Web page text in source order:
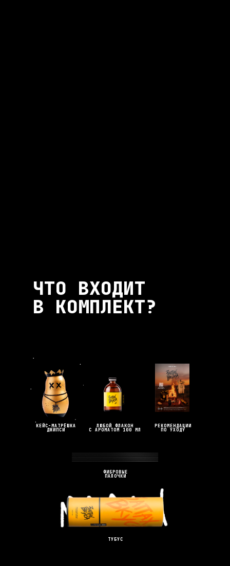
ЧТО ВХОДИТ
В КОМПЛЕКТ?
КЕЙС-МАТРЁШКА
ДЖИПСИ
РЕКОМЕНДАЦИИ
ПО УХОДУ
ТУБУС
ЛЮБОЙ ФЛАКОН
С АРОМАТОМ 100 МЛ
ФИБРОВЫЕ
ПАЛОЧКИ